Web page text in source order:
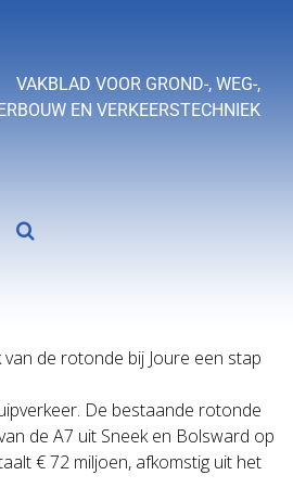
VAKBLAD VOOR GROND-, WEG-,
EN VERKEERSTECHNIEK
de rotonde bij Joure een stap
De bestaande rotonde
de A7 uit Sneek en Bolsward op
€ 72 miljoen, afkomstig uit het